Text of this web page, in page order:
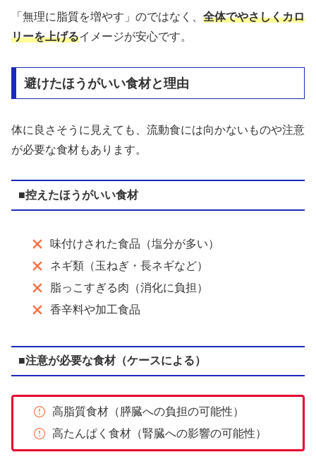
「無理に脂質を増やす」のではなく、 全体でやさしくカロ
リーを上げるイメージが安心です。
避けたほうがいい食材と理由
体に良さそうに見えても、流動食には向かないものや注意
が必要な食材もあります。
■控えたほうがいい食材
味付けされた食品（塩分が多い）
ネギ類（玉ねぎ・長ネギなど）
脂っこすぎる肉（消化に負担）
香辛料や加工食品
■注意が必要な食材（ケースによる）
高脂質食材（膵臓への負担の可能性）
高たんぱく食材（腎臓への影響の可能性）